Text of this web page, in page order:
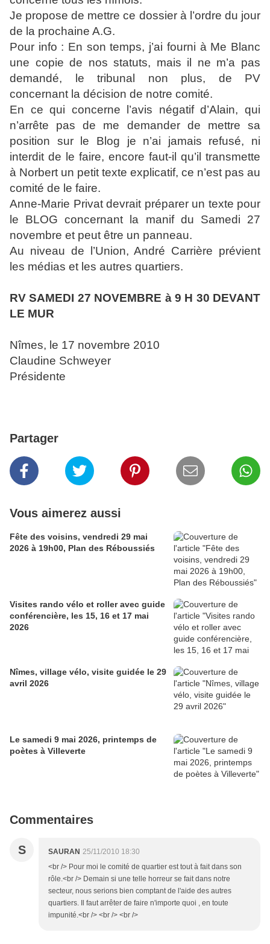
Je propose de mettre ce dossier à l’ordre du jour
de la prochaine A.G.
Pour info : En son temps, j’ai fourni à Me Blanc
une copie de nos statuts, mais il ne m’a pas
demandé, le tribunal non plus, de PV
concernant la décision de notre comité.
En ce qui concerne l’avis négatif d’Alain, qui
n’arrête pas de me demander de mettre sa
position sur le Blog je n’ai jamais refusé, ni
interdit de le faire, encore faut-il qu’il transmette
à Norbert un petit texte explicatif, ce n’est pas au
comité de le faire.
Anne-Marie Privat devrait préparer un texte pour
le BLOG concernant la manif du Samedi 27
novembre et peut être un panneau.
Au niveau de l’Union, André Carrière prévient
les médias et les autres quartiers.
RV SAMEDI 27 NOVEMBRE à 9 H 30 DEVANT
LE MUR
Nîmes, le 17 novembre 2010
Claudine Schweyer
Présidente
Partager
Vous aimerez aussi
Fête des voisins, vendredi 29 mai
2026 à 19h00, Plan des Réboussiés
Visites rando vélo et roller avec guide
conférencière, les 15, 16 et 17 mai
2026
Nîmes, village vélo, visite guidée le 29
avril 2026
Le samedi 9 mai 2026, printemps de
poètes à Villeverte
Commentaires
S SAURAN 25/11/2010 18:30
<br /> Pour moi le comité de quartier est tout à fait dans son
rôle.<br /> Demain si une telle horreur se fait dans notre
secteur, nous serions bien comptant de l'aide des autres
quartiers. Il faut arrêter de faire n'importe quoi , en toute
impunité.<br /> <br /> <br />